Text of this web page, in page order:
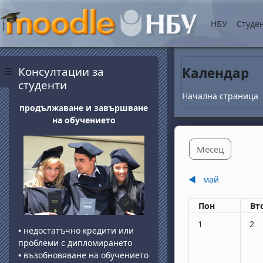
Прескочи на
Страничен панел
НБУ
Календар
Начална страница
Месец
◀︎ май
Понеделник
Пон
Няма събития,
1 2
Блокове
Консултации за
студенти
продължаване и завършване
на обучението
• недостатъчно кредити или
проблеми с дипломирането
• възобновяване на обучението